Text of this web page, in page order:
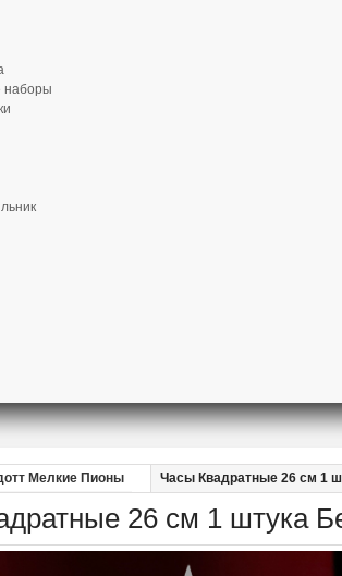
наборы
Мелкие Пионы Часы Квадратные 26 см 1
26 см 1 штука